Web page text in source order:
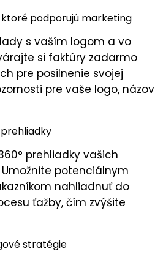
podporujú marketing
s vaším logom a vo
si faktúry zadarmo
pre posilnenie svojej
pre vaše logo, názov
prehliadky vašich
potenciálnym
nahliadnuť do
ťažby, čím zvýšite
stratégie